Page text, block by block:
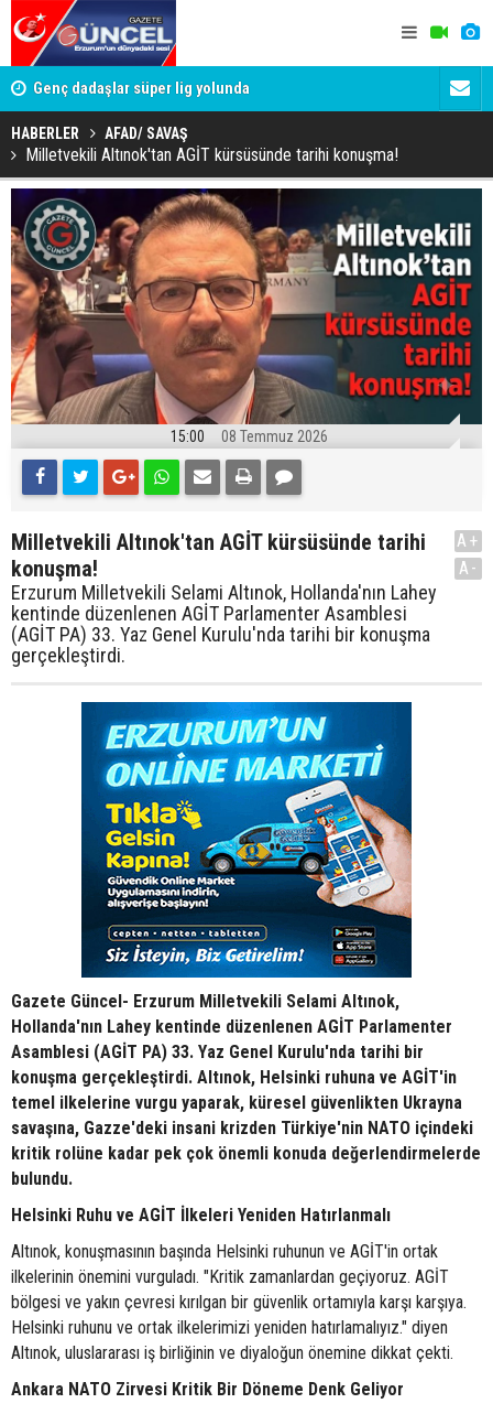
Genç dadaşlar süper lig yolunda 'Bot
HABERLER AFAD/ SAVAŞ
Milletvekili Altınok'tan AGİT kürsüsünde tarihi konuşma!
15:00 08 Temmuz 2026
Milletvekili Altınok'tan AGİT kürsüsünde tarihi
konuşma!
Erzurum Milletvekili Selami Altınok, Hollanda'nın Lahey
kentinde düzenlenen AGİT Parlamenter Asamblesi
(AGİT PA) 33. Yaz Genel Kurulu'nda tarihi bir konuşma
gerçekleştirdi.
A+
A-
Gazete Güncel- Erzurum Milletvekili Selami Altınok,
Hollanda'nın Lahey kentinde düzenlenen AGİT Parlamenter
Asamblesi (AGİT PA) 33. Yaz Genel Kurulu'nda tarihi bir
konuşma gerçekleştirdi. Altınok, Helsinki ruhuna ve AGİT'in
temel ilkelerine vurgu yaparak, küresel güvenlikten Ukrayna
savaşına, Gazze'deki insani krizden Türkiye'nin NATO içindeki
kritik rolüne kadar pek çok önemli konuda değerlendirmelerde
bulundu.
Helsinki Ruhu ve AGİT İlkeleri Yeniden Hatırlanmalı
Altınok, konuşmasının başında Helsinki ruhunun ve AGİT'in ortak
ilkelerinin önemini vurguladı. "Kritik zamanlardan geçiyoruz. AGİT
bölgesi ve yakın çevresi kırılgan bir güvenlik ortamıyla karşı karşıya.
Helsinki ruhunu ve ortak ilkelerimizi yeniden hatırlamalıyız." diyen
Altınok, uluslararası iş birliğinin ve diyaloğun önemine dikkat çekti.
Ankara NATO Zirvesi Kritik Bir Döneme Denk Geliyor